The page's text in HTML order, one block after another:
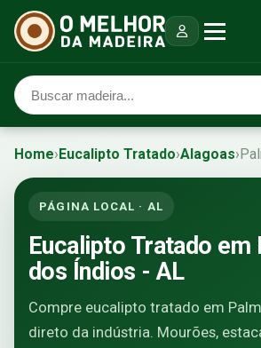
Home›Eucalipto Tratado›Alagoas›
PÁGINA LOCAL · AL
Eucalipto Tratado em
dos Índios - AL
Compre eucalipto tratado em
direto da indústria. Mourões,